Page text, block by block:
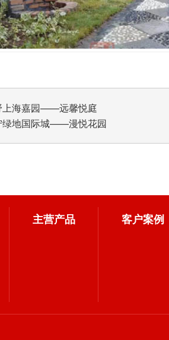
上海嘉园——远馨悦庭
绿地国际城——漫悦花园
主营产品 客户案例